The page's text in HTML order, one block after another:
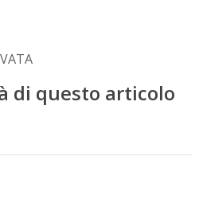
di questo articolo